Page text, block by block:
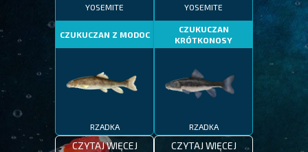
YOSEMITE
CZUKUCZAN Z MODOC
RZADKA
CZYTAJ WIĘCEJ
YOSEMITE
CZUKUCZAN
KRÓTKONOSY
RZADKA
CZYTAJ WIĘCEJ